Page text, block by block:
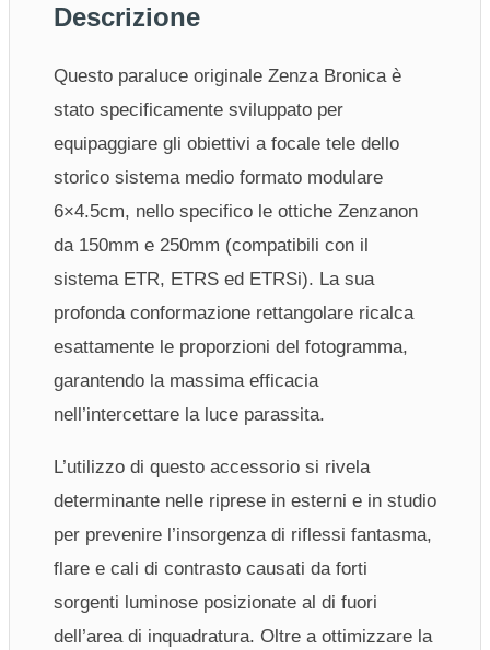
Descrizione
Questo paraluce originale Zenza Bronica è
stato specificamente sviluppato per
equipaggiare gli obiettivi a focale tele dello
storico sistema medio formato modulare
6×4.5cm, nello specifico le ottiche Zenzanon
da 150mm e 250mm (compatibili con il
sistema ETR, ETRS ed ETRSi). La sua
profonda conformazione rettangolare ricalca
esattamente le proporzioni del fotogramma,
garantendo la massima efficacia
nell’intercettare la luce parassita.
L’utilizzo di questo accessorio si rivela
determinante nelle riprese in esterni e in studio
per prevenire l’insorgenza di riflessi fantasma,
flare e cali di contrasto causati da forti
sorgenti luminose posizionate al di fuori
dell’area di inquadratura. Oltre a ottimizzare la